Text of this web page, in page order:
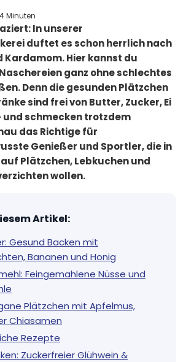
4 Minuten
In unserer
duftet es schon herrlich nach
Kardamom. Hier kannst du
ganz ohne schlechtes
Denn die gesunden Plätzchen
sind frei von Butter, Zucker, Ei
und schmecken trotzdem
das Richtige für
Genießer und Sportler, die in
Plätzchen, Lebkuchen und
wollen.
Artikel:
Gesund Backen mit
Bananen und Honig
Feingemahlene Nüsse und
Plätzchen mit Apfelmus,
Chiasamen
Rezepte
Zuckerfreier Glühwein &